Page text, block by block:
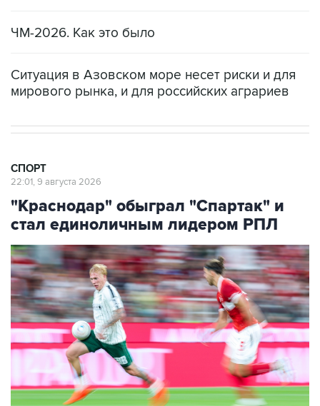
ЧМ-2026. Как это было
Ситуация в Азовском море несет риски и для
мирового рынка, и для российских аграриев
СПОРТ
22:01, 9 августа 2026
"Краснодар" обыграл "Спартак" и
стал единоличным лидером РПЛ